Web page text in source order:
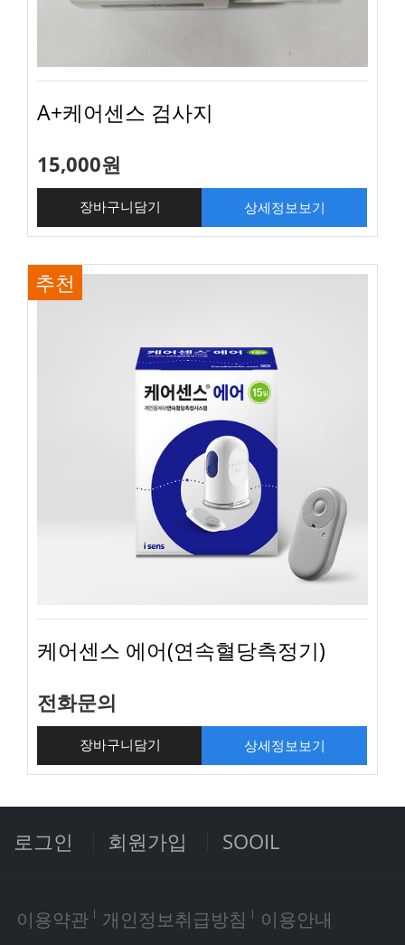
A+케어센스 검사지
15,000원
장바구니담기 상세정보보기
추천
케어센스 에어(연속혈당측정기)
전화문의
장바구니담기 상세정보보기
로그인 회원가입 SOOIL
이용약관 개인정보취급방침 이용안내